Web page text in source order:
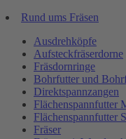
Rund ums Fräsen
Ausdrehköpfe
Aufsteckfräserdorne
Fräsdornringe
Bohrfutter und
Direktspannzangen
Flächenspannfutter
Flächenspannfutter
Fräser